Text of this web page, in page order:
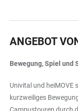
ANGEBOT
Bewegung, Spiel und
Univital und heiMOVE
kurzweiliges